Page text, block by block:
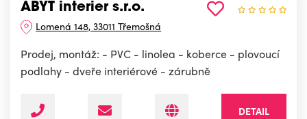
ABYT interier s.r.o.
Lomená 148, 33011 Třemošná
Prodej, montáž: - PVC - linolea - koberce - plovoucí
podlahy - dveře interiérové - zárubně
DETAIL